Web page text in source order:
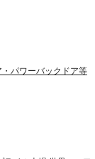
パワーバックドア等